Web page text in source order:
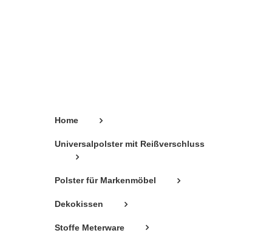
werdenHome
Universalpolster mit Reißverschluss
Polster für Markenmöbel
Dekokissen
Stoffe Meterware